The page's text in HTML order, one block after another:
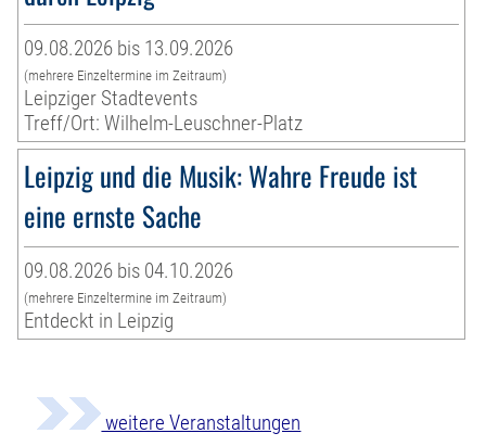
09.08.2026 bis 13.09.2026
(mehrere Einzeltermine im Zeitraum)
Leipziger Stadtevents
Treff/Ort: Wilhelm-Leuschner-Platz
Leipzig und die Musik: Wahre Freude ist
eine ernste Sache
09.08.2026 bis 04.10.2026
(mehrere Einzeltermine im Zeitraum)
Entdeckt in Leipzig
weitere Veranstaltungen